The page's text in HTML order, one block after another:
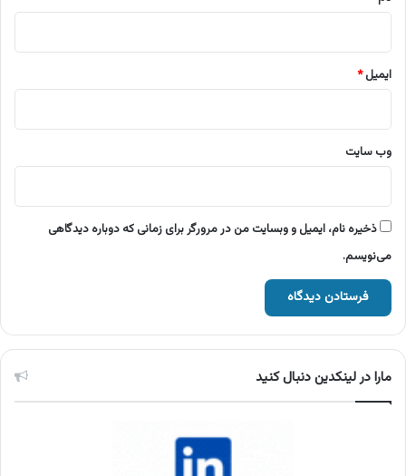
ایمیل*
وب‌ سایت
ذخیره نام، ایمیل و وبسایت من در مرورگر برای زمانی که دوباره دیدگاهی
می‌نویسم.
مارا در لینکدین دنبال کنید